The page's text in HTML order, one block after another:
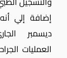
ديسمبر
العمليات